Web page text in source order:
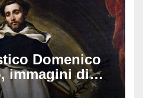
Domenico
immagini di